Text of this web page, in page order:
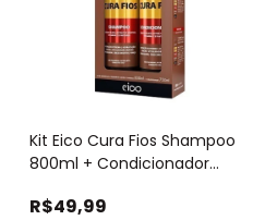
Kit Eico Cura Fios Shampoo
800ml + Condicionador
R$49,99